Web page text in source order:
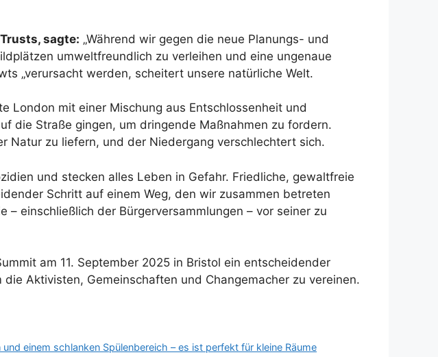
sagte: „Während wir gegen die neue Planungs- und
umweltfreundlich zu verleihen und eine ungenaue
„verursacht werden, scheitert unsere natürliche Welt.
London mit einer Mischung aus Entschlossenheit und
die Straße gingen, um dringende Maßnahmen zu fordern.
Natur zu liefern, und der Niedergang verschlechtert sich.
und stecken alles Leben in Gefahr. Friedliche, gewaltfreie
Schritt auf einem Weg, den wir zusammen betreten
einschließlich der Bürgerversammlungen – vor seiner zu
am 11. September 2025 in Bristol ein entscheidender
Aktivisten, Gemeinschaften und Changemacher zu vereinen.
einem schlanken Spülenbereich – es ist perfekt für kleine Räume